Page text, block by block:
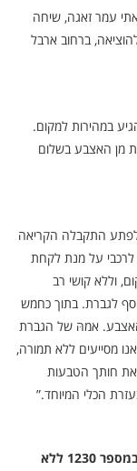
ידידים, אתי עמר זאגה, שיחה
ברחוב ארבל
במהירות למקום.
מן האצבע בשלום
התקבלה הקריאה
לרכבי על מנת לקחת
וללא קושי רב
לגברת. בתוך כחמש
אמהּ של הגברת
מסייעים ללא תמורה,
את חותך הטבעות
הכלי המיוחד.”
זקוקים לעזרה? צרו קשר מיידי עם מוקד ידידים במספר 1230 ללא